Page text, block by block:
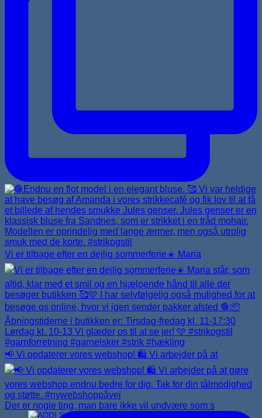
Vi er tilbage efter en dejlig sommerferie☀️ Maria
📢 Vi opdaterer vores webshop! 🛍️ Vi arbejder på at
Der er nogle ting, man bare ikke vil undvære som s